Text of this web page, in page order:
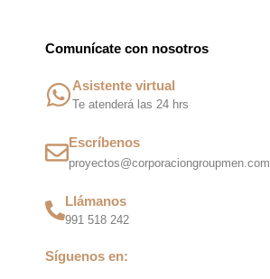
Comunícate con nosotros
Asistente virtual
Te atenderá las 24 hrs
Escríbenos
proyectos@corporaciongroupmen.com
Llámanos
991 518 242
Síguenos en: